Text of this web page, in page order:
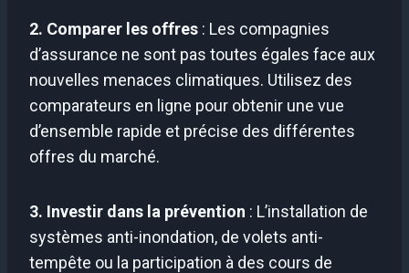
2. Comparer les offres : Les compagnies
d’assurance ne sont pas toutes égales face aux
nouvelles menaces climatiques. Utilisez des
comparateurs en ligne pour obtenir une vue
d’ensemble rapide et précise des différentes
offres du marché.
3. Investir dans la prévention : L’installation de
systèmes anti-inondation, de volets anti-
tempête ou la participation à des cours de